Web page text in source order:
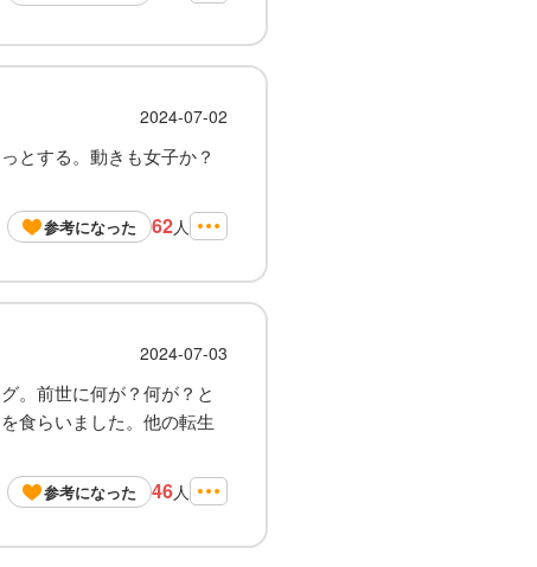
2024-07-02
とする。動きも女子か？
参考になった 62人
2024-07-03
。前世に何が？何が？と
食らいました。他の転生
参考になった 46人